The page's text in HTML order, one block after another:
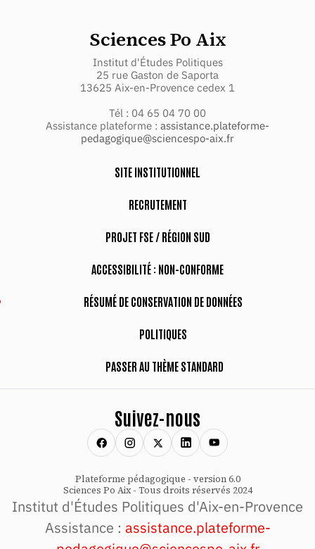
Sciences Po Aix
Institut d'Études Politiques
25 rue Gaston de Saporta
13625 Aix-en-Provence cedex 1
Tél : 04 65 04 70 00
Assistance plateforme : assistance.plateforme-
pedagogique@sciencespo-aix.fr
SITE INSTITUTIONNEL
RECRUTEMENT
PROJET FSE / RÉGION SUD
ACCESSIBILITÉ : NON-CONFORME
RÉSUMÉ DE CONSERVATION DE DONNÉES
POLITIQUES
PASSER AU THÈME STANDARD
Plateforme pédagogique - version 6.0
Sciences Po Aix - Tous droits réservés 2024
Suivez-nous
Institut d'Études Politiques d'Aix-en-Provence
Assistance : assistance.plateforme-